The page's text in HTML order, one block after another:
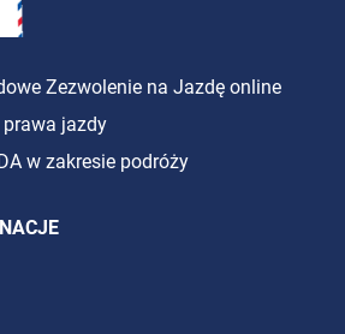
Zezwolenie na Jazdę online
prawa jazdy
w zakresie podróży